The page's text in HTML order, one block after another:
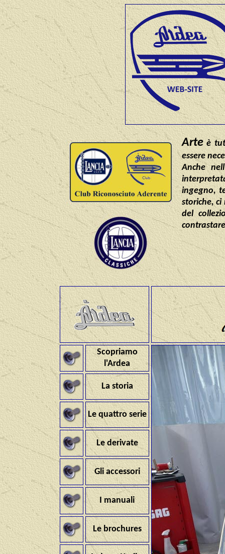
Arte è
essere
Anche
ingegno,
storiche,
del
Scopriamo
l'Ardea
La storia
Le quattro serie
Le derivate
Gli accessori
I manuali
Le brochures